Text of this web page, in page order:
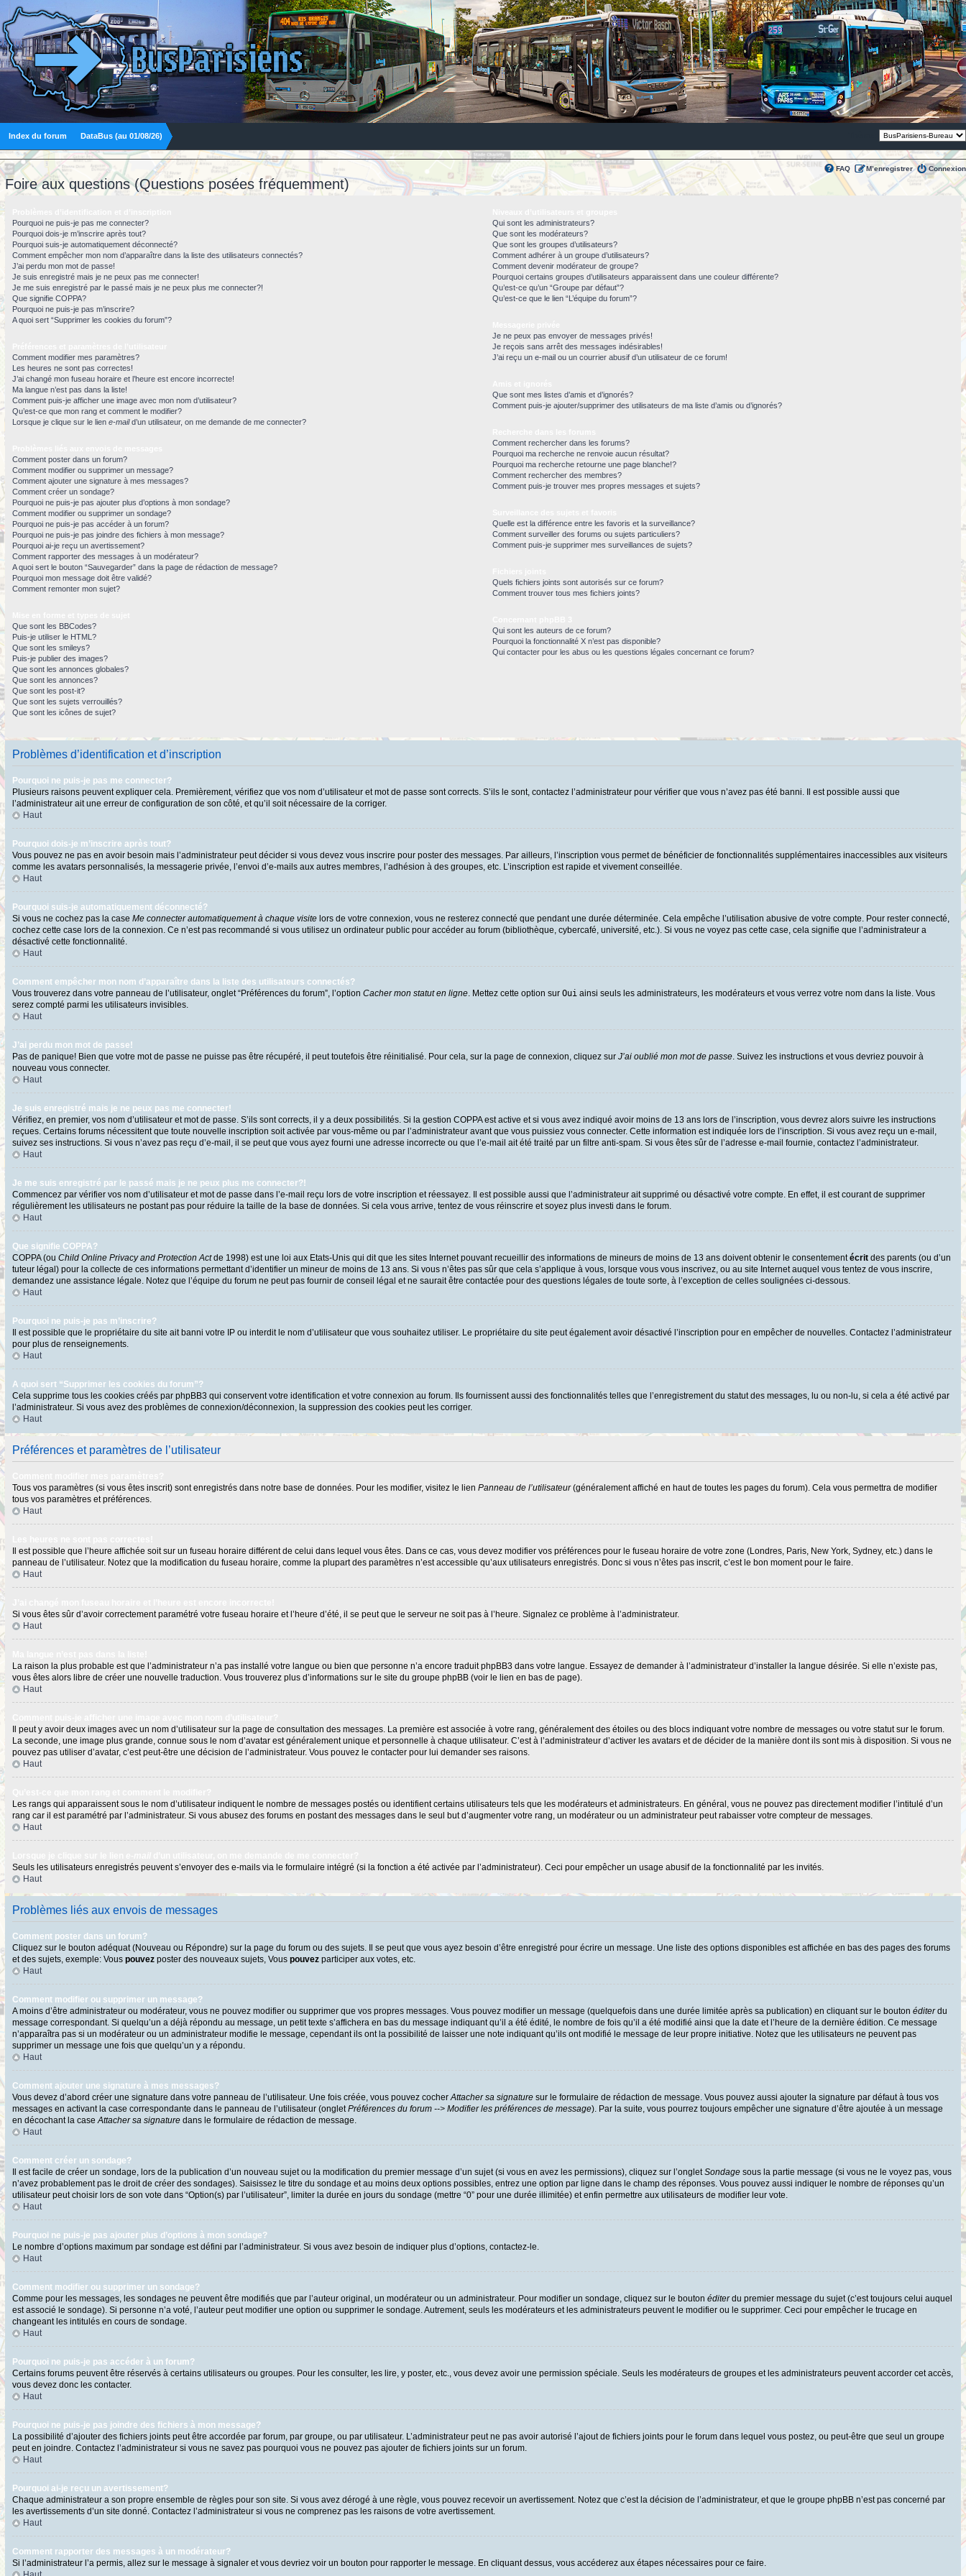
Index du forum DataBus (au 01/08/26)
FAQ M’enregistrer Connexion
Foire aux questions (Questions posées fréquemment)
Pourquoi ne puis-je pas me connecter?
Pourquoi dois-je m’inscrire après tout?
Pourquoi suis-je automatiquement déconnecté?
Comment empêcher mon nom d’apparaître dans la liste des utilisateurs connectés?
J’ai perdu mon mot de passe!
Je suis enregistré mais je ne peux pas me connecter!
Je me suis enregistré par le passé mais je ne peux plus me connecter?!
Que signifie COPPA?
Pourquoi ne puis-je pas m’inscrire?
A quoi sert “Supprimer les cookies du forum”?
Comment modifier mes paramètres?
Les heures ne sont pas correctes!
J’ai changé mon fuseau horaire et l’heure est encore incorrecte!
Ma langue n’est pas dans la liste!
Comment puis-je afficher une image avec mon nom d’utilisateur?
Qu’est-ce que mon rang et comment le modifier?
Lorsque je clique sur le lien e-maild’un utilisateur, on me demande de me connecter?
Comment poster dans un forum?
Comment modifier ou supprimer un message?
Comment ajouter une signature à mes messages?
Comment créer un sondage?
Pourquoi ne puis-je pas ajouter plus d’options à mon sondage?
Comment modifier ou supprimer un sondage?
Pourquoi ne puis-je pas accéder à un forum?
Pourquoi ne puis-je pas joindre des fichiers à mon message?
Pourquoi ai-je reçu un avertissement?
Comment rapporter des messages à un modérateur?
A quoi sert le bouton “Sauvegarder” dans la page de rédaction de message?
Pourquoi mon message doit être validé?
Comment remonter mon sujet?
Que sont les BBCodes?
Puis-je utiliser le HTML?
Que sont les smileys?
Puis-je publier des images?
Que sont les annonces globales?
Que sont les annonces?
Que sont les post-it?
Que sont les sujets verrouillés?
Que sont les icônes de sujet?
Qui sont les administrateurs?
Que sont les modérateurs?
Que sont les groupes d’utilisateurs?
Comment adhérer à un groupe d’utilisateurs?
Comment devenir modérateur de groupe?
Pourquoi certains groupes d’utilisateurs apparaissent dans une couleur différente?
Qu’est-ce qu’un “Groupe par défaut”?
Qu’est-ce que le lien “L’équipe du forum”?
Je ne peux pas envoyer de messages privés!
Je reçois sans arrêt des messages indésirables!
J’ai reçu un e-mail ou un courrier abusif d’un utilisateur de ce forum!
Que sont mes listes d’amis et d’ignorés?
Comment puis-je ajouter/supprimer des utilisateurs de ma liste d’amis ou d’ignorés?
Comment rechercher dans les forums?
Pourquoi ma recherche ne renvoie aucun résultat?
Pourquoi ma recherche retourne une page blanche!?
Comment rechercher des membres?
Comment puis-je trouver mes propres messages et sujets?
Quelle est la différence entre les favoris et la surveillance?
Comment surveiller des forums ou sujets particuliers?
Comment puis-je supprimer mes surveillances de sujets?
Quels fichiers joints sont autorisés sur ce forum?
Comment trouver tous mes fichiers joints?
Qui sont les auteurs de ce forum?
Pourquoi la fonctionnalité X n’est pas disponible?
Qui contacter pour les abus ou les questions légales concernant ce forum?
Problèmes d’identification et d’inscription
Pourquoi ne puis-je pas me connecter?
Plusieurs raisons peuvent expliquer cela. Premièrement, vérifiez que vos nom d’utilisateur et mot de passe sont corrects. S’ils le sont, contactez l’administrateur pour vérifier que vous n’avez pas été banni. Il est possible aussi que
l’administrateur ait une erreur de configuration de son côté, et qu’il soit nécessaire de la corriger.
Haut
Pourquoi dois-je m’inscrire après tout?
Vous pouvez ne pas en avoir besoin mais l’administrateur peut décider si vous devez vous inscrire pour poster des messages. Par ailleurs, l’inscription vous permet de bénéficier de fonctionnalités supplémentaires inaccessibles aux visiteurs
comme les avatars personnalisés, la messagerie privée, l’envoi d’e-mails aux autres membres, l’adhésion à des groupes, etc. L’inscription est rapide et vivement conseillée.
Haut
Pourquoi suis-je automatiquement déconnecté?
Si vous ne cochez pas la case Me connecter automatiquement à chaque visite lors de votre connexion, vous ne resterez connecté que pendant une durée déterminée. Cela empêche l’utilisation abusive de votre compte. Pour rester connecté,
cochez cette case lors de la connexion. Ce n’est pas recommandé si vous utilisez un ordinateur public pour accéder au forum (bibliothèque, cybercafé, université, etc.). Si vous ne voyez pas cette case, cela signifie que l’administrateur a
désactivé cette fonctionnalité.
Haut
Comment empêcher mon nom d’apparaître dans la liste des utilisateurs connectés?
Vous trouverez dans votre panneau de l’utilisateur, onglet “Préférences du forum”, l’option Cacher mon statut en ligne . Mettez cette option sur Oui ainsi seuls les administrateurs, les modérateurs et vous verrez votre nom dans la liste. Vous
serez compté parmi les utilisateurs invisibles.
Haut
J’ai perdu mon mot de passe!
Pas de panique! Bien que votre mot de passe ne puisse pas être récupéré, il peut toutefois être réinitialisé. Pour cela, sur la page de connexion, cliquez sur J’ai oublié mon mot de passe . Suivez les instructions et vous devriez pouvoir à
nouveau vous connecter.
Haut
Je suis enregistré mais je ne peux pas me connecter!
Vérifiez, en premier, vos nom d’utilisateur et mot de passe. S’ils sont corrects, il y a deux possibilités. Si la gestion COPPA est active et si vous avez indiqué avoir moins de 13 ans lors de l’inscription, vous devrez alors suivre les instructions
reçues. Certains forums nécessitent que toute nouvelle inscription soit activée par vous-même ou par l’administrateur avant que vous puissiez vous connecter. Cette information est indiquée lors de l’inscription. Si vous avez reçu un e-mail,
suivez ses instructions. Si vous n’avez pas reçu d’e-mail, il se peut que vous ayez fourni une adresse incorrecte ou que l’e-mail ait été traité par un filtre anti-spam. Si vous êtes sûr de l’adresse e-mail fournie, contactez l’administrateur.
Haut
Je me suis enregistré par le passé mais je ne peux plus me connecter?!
Commencez par vérifier vos nom d’utilisateur et mot de passe dans l’e-mail reçu lors de votre inscription et réessayez. Il est possible aussi que l’administrateur ait supprimé ou désactivé votre compte. En effet, il est courant de supprimer
régulièrement les utilisateurs ne postant pas pour réduire la taille de la base de données. Si cela vous arrive, tentez de vous réinscrire et soyez plus investi dans le forum.
Haut
Que signifie COPPA?
COPPA (ou Child Online Privacy and Protection Actde 1998) est une loi aux Etats-Unis qui dit que les sites Internet pouvant recueillir des informations de mineurs de moins de 13 ans doivent obtenir le consentementécrit des parents (ou d’un
tuteur légal) pour la collecte de ces informations permettant d’identifier un mineur de moins de 13 ans. Si vous n’êtes pas sûr que cela s’applique à vous, lorsque vous vous inscrivez, ou au site Internet auquel vous tentez de vous inscrire,
demandez une assistance légale. Notez que l’équipe du forum ne peut pas fournir de conseil légal et ne saurait être contactée pour des questions légales de toute sorte, à l’exception de celles soulignées ci-dessous.
Haut
Pourquoi ne puis-je pas m’inscrire?
Il est possible que le propriétaire du site ait banni votre IP ou interdit le nom d’utilisateur que vous souhaitez utiliser. Le propriétaire du site peut également avoir désactivé l’inscription pour en empêcher de nouvelles. Contactez l’administrateur
pour plus de renseignements.
Haut
A quoi sert “Supprimer les cookies du forum”?
Cela supprime tous les cookies créés par phpBB3 qui conservent votre identification et votre connexion au forum. Ils fournissent aussi des fonctionnalités telles que l’enregistrement du statut des messages, lu ou non-lu, si cela a été activé par
l’administrateur. Si vous avez des problèmes de connexion/déconnexion, la suppression des cookies peut les corriger.
Haut
Préférences et paramètres de l’utilisateur
Tous vos paramètres (si vous êtes inscrit) sont enregistrés dans notre base de données. Pour les modifier, visitez le lien Panneau de l’utilisateur(généralement affiché en haut de toutes les pages du forum). Cela vous permettra de modifier
tous vos paramètres et préférences.
Haut
Il est possible que l’heure affichée soit sur un fuseau horaire différent de celui dans lequel vous êtes. Dans ce cas, vous devez modifier vos préférences pour le fuseau horaire de votre zone (Londres, Paris, New York, Sydney, etc.) dans le
panneau de l’utilisateur. Notez que la modification du fuseau horaire, comme la plupart des paramètres n’est accessible qu’aux utilisateurs enregistrés. Donc si vous n’êtes pas inscrit, c’est le bon moment pour le faire.
Haut
Si vous êtes sûr d’avoir correctement paramétré votre fuseau horaire et l’heure d’été, il se peut que le serveur ne soit pas à l’heure. Signalez ce problème à l’administrateur.
Haut
La raison la plus probable est que l’administrateur n’a pas installé votre langue ou bien que personne n’a encore traduit phpBB3 dans votre langue. Essayez de demander à l’administrateur d’installer la langue désirée. Si elle n’existe pas,
vous êtes alors libre de créer une nouvelle traduction. Vous trouverez plus d’informations sur le site du groupe phpBB (voir le lien en bas de page).
Haut
Il peut y avoir deux images avec un nom d’utilisateur sur la page de consultation des messages. La première est associée à votre rang, généralement des étoiles ou des blocs indiquant votre nombre de messages ou votre statut sur le forum.
La seconde, une image plus grande, connue sous le nom d’avatar est généralement unique et personnelle à chaque utilisateur. C’est à l’administrateur d’activer les avatars et de décider de la manière dont ils sont mis à disposition. Si vous ne
pouvez pas utiliser d’avatar, c’est peut-être une décision de l’administrateur. Vous pouvez le contacter pour lui demander ses raisons.
Haut
Les rangs qui apparaissent sous le nom d’utilisateur indiquent le nombre de messages postés ou identifient certains utilisateurs tels que les modérateurs et administrateurs. En général, vous ne pouvez pas directement modifier l’intitulé d’un
rang car il est paramétré par l’administrateur. Si vous abusez des forums en postant des messages dans le seul but d’augmenter votre rang, un modérateur ou un administrateur peut rabaisser votre compteur de messages.
Haut
Seuls les utilisateurs enregistrés peuvent s’envoyer des e-mails via le formulaire intégré (si la fonction a été activée par l’administrateur). Ceci pour empêcher un usage abusif de la fonctionnalité par les invités.
Haut
Problèmes liés aux envois de messages
Comment poster dans un forum?
Cliquez sur le bouton adéquat (Nouveau ou Répondre) sur la page du forum ou des sujets. Il se peut que vous ayez besoin d’être enregistré pour écrire un message. Une liste des options disponibles est affichée en bas des pages des forums
et des sujets, exemple: Vous pouvez poster des nouveaux sujets, Vous pouvez participer aux votes, etc.
Haut
Comment modifier ou supprimer un message?
A moins d’être administrateur ou modérateur, vous ne pouvez modifier ou supprimer que vos propres messages. Vous pouvez modifier un message (quelquefois dans une durée limitée après sa publication) en cliquant sur le bouton éditerdu
message correspondant. Si quelqu’un a déjà répondu au message, un petit texte s’affichera en bas du message indiquant qu’il a été édité, le nombre de fois qu’il a été modifié ainsi que la date et l’heure de la dernière édition. Ce message
n’apparaîtra pas si un modérateur ou un administrateur modifie le message, cependant ils ont la possibilité de laisser une note indiquant qu’ils ont modifié le message de leur propre initiative. Notez que les utilisateurs ne peuvent pas
supprimer un message une fois que quelqu’un y a répondu.
Haut
Comment ajouter une signature à mes messages?
Vous devez d’abord créer une signature dans votre panneau de l’utilisateur. Une fois créée, vous pouvez cocher Attacher sa signature sur le formulaire de rédaction de message. Vous pouvez aussi ajouter la signature par défaut à tous vos
messages en activant la case correspondante dans le panneau de l’utilisateur (ongletPréférences du forum --> Modifier les préférences de message). Par la suite, vous pourrez toujours empêcher une signature d’être ajoutée à un message
en décochant la case Attacher sa signature dans le formulaire de rédaction de message.
Haut
Comment créer un sondage?
Il est facile de créer un sondage, lors de la publication d’un nouveau sujet ou la modification du premier message d’un sujet (si vous en avez les permissions), cliquez sur l’ongletSondage sous la partie message (si vous ne le voyez pas, vous
n’avez probablement pas le droit de créer des sondages). Saisissez le titre du sondage et au moins deux options possibles, entrez une option par ligne dans le champ des réponses. Vous pouvez aussi indiquer le nombre de réponses qu’un
utilisateur peut choisir lors de son vote dans “Option(s) par l’utilisateur”, limiter la durée en jours du sondage (mettre “0” pour une durée illimitée) et enfin permettre aux utilisateurs de modifier leur vote.
Haut
Pourquoi ne puis-je pas ajouter plus d’options à mon sondage?
Le nombre d’options maximum par sondage est défini par l’administrateur. Si vous avez besoin de indiquer plus d’options, contactez-le.
Haut
Comment modifier ou supprimer un sondage?
Comme pour les messages, les sondages ne peuvent être modifiés que par l’auteur original, un modérateur ou un administrateur. Pour modifier un sondage, cliquez sur le bouton éditerdu premier message du sujet (c’est toujours celui auquel
est associé le sondage). Si personne n’a voté, l’auteur peut modifier une option ou supprimer le sondage. Autrement, seuls les modérateurs et les administrateurs peuvent le modifier ou le supprimer. Ceci pour empêcher le trucage en
changeant les intitulés en cours de sondage.
Haut
Pourquoi ne puis-je pas accéder à un forum?
Certains forums peuvent être réservés à certains utilisateurs ou groupes. Pour les consulter, les lire, y poster, etc., vous devez avoir une permission spéciale. Seuls les modérateurs de groupes et les administrateurs peuvent accorder cet accès,
vous devez donc les contacter.
Haut
Pourquoi ne puis-je pas joindre des fichiers à mon message?
La possibilité d’ajouter des fichiers joints peut être accordée par forum, par groupe, ou par utilisateur. L’administrateur peut ne pas avoir autorisé l’ajout de fichiers joints pour le forum dans lequel vous postez, ou peut-être que seul un groupe
peut en joindre. Contactez l’administrateur si vous ne savez pas pourquoi vous ne pouvez pas ajouter de fichiers joints sur un forum.
Haut
Pourquoi ai-je reçu un avertissement?
Chaque administrateur a son propre ensemble de règles pour son site. Si vous avez dérogé à une règle, vous pouvez recevoir un avertissement. Notez que c’est la décision de l’administrateur, et que le groupe phpBB n’est pas concerné par
les avertissements d’un site donné. Contactez l’administrateur si vous ne comprenez pas les raisons de votre avertissement.
Haut
Comment rapporter des messages à un modérateur?
Si l’administrateur l’a permis, allez sur le message à signaler et vous devriez voir un bouton pour rapporter le message. En cliquant dessus, vous accéderez aux étapes nécessaires pour ce faire.